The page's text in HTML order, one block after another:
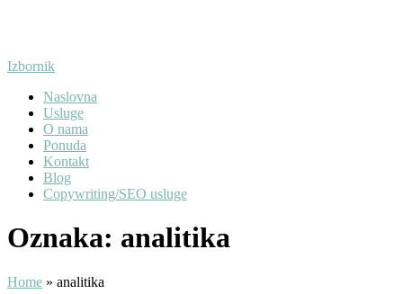
Izbornik
Naslovna
Usluge
O nama
Ponuda
Kontakt
Blog
Copywriting/SEO usluge
Oznaka: analitika
Home » analitika